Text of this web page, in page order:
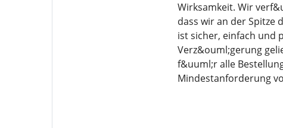
Wirksamkeit. Wir
dass wir an der Spitze
ist sicher, einfach und
Verz&ouml;gerung
f&uuml;r alle
Mindestanforderung